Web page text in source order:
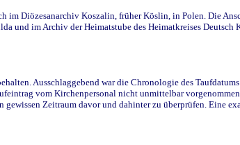
im Diözesanarchiv Koszalin, früher Köslin, in Polen. Die
und im Archiv der Heimatstube des Heimatkreises
Ausschlaggebend war die Chronologie des
vom Kirchenpersonal nicht unmittelbar
Zeitraum davor und dahinter zu überprüfen. Eine